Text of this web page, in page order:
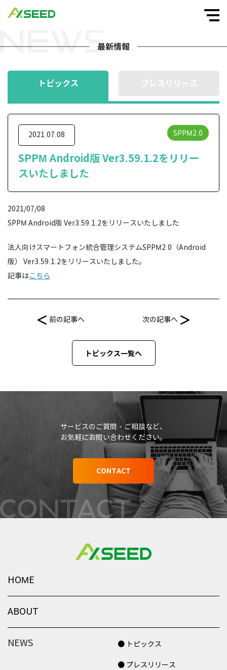
最新情報
トピックス
2021.07.08 SPPM2.0
SPPM Android版 Ver3.59.1.2をリリー
スいたしました
2021/07/08
SPPM Android版 Ver3.59.1.2をリリースいたしました
法人向けスマートフォン統合管理システムSPPM2.0（Android
版） Ver3.59.1.2をリリースいたしました。
記事はこちら
前の記事へ 次の記事へ
トピックス一覧へ
サービスのご質問・ご相談など、
お気軽にお問い合わせください。
CONTACT
HOME
ABOUT
NEWS ● トピックス
● プレスリリース